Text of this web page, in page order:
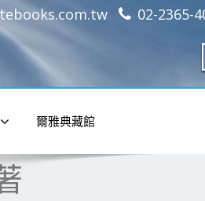
02-2365-
爾雅典藏館